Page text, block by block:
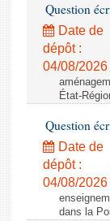
Question
Date de
dépôt :
04/08/2026
État-
Question
Date de
dépôt :
04/08/2026
dans la